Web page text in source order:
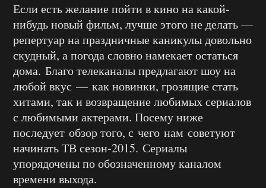
Если есть желание пойти в кино на какой-
нибудь новый фильм, лучше этого не делать —
репертуар на праздничные каникулы довольно
скудный, а погода словно намекает остаться
дома. Благо телеканалы предлагают шоу на
любой вкус — как новинки, грозящие стать
хитами, так и возвращение любимых сериалов
с любимыми актерами. Посему ниже
последует обзор того, с чего нам советуют
начинать ТВ сезон-2015. Сериалы
упорядочены по обозначенному каналом
времени выхода.